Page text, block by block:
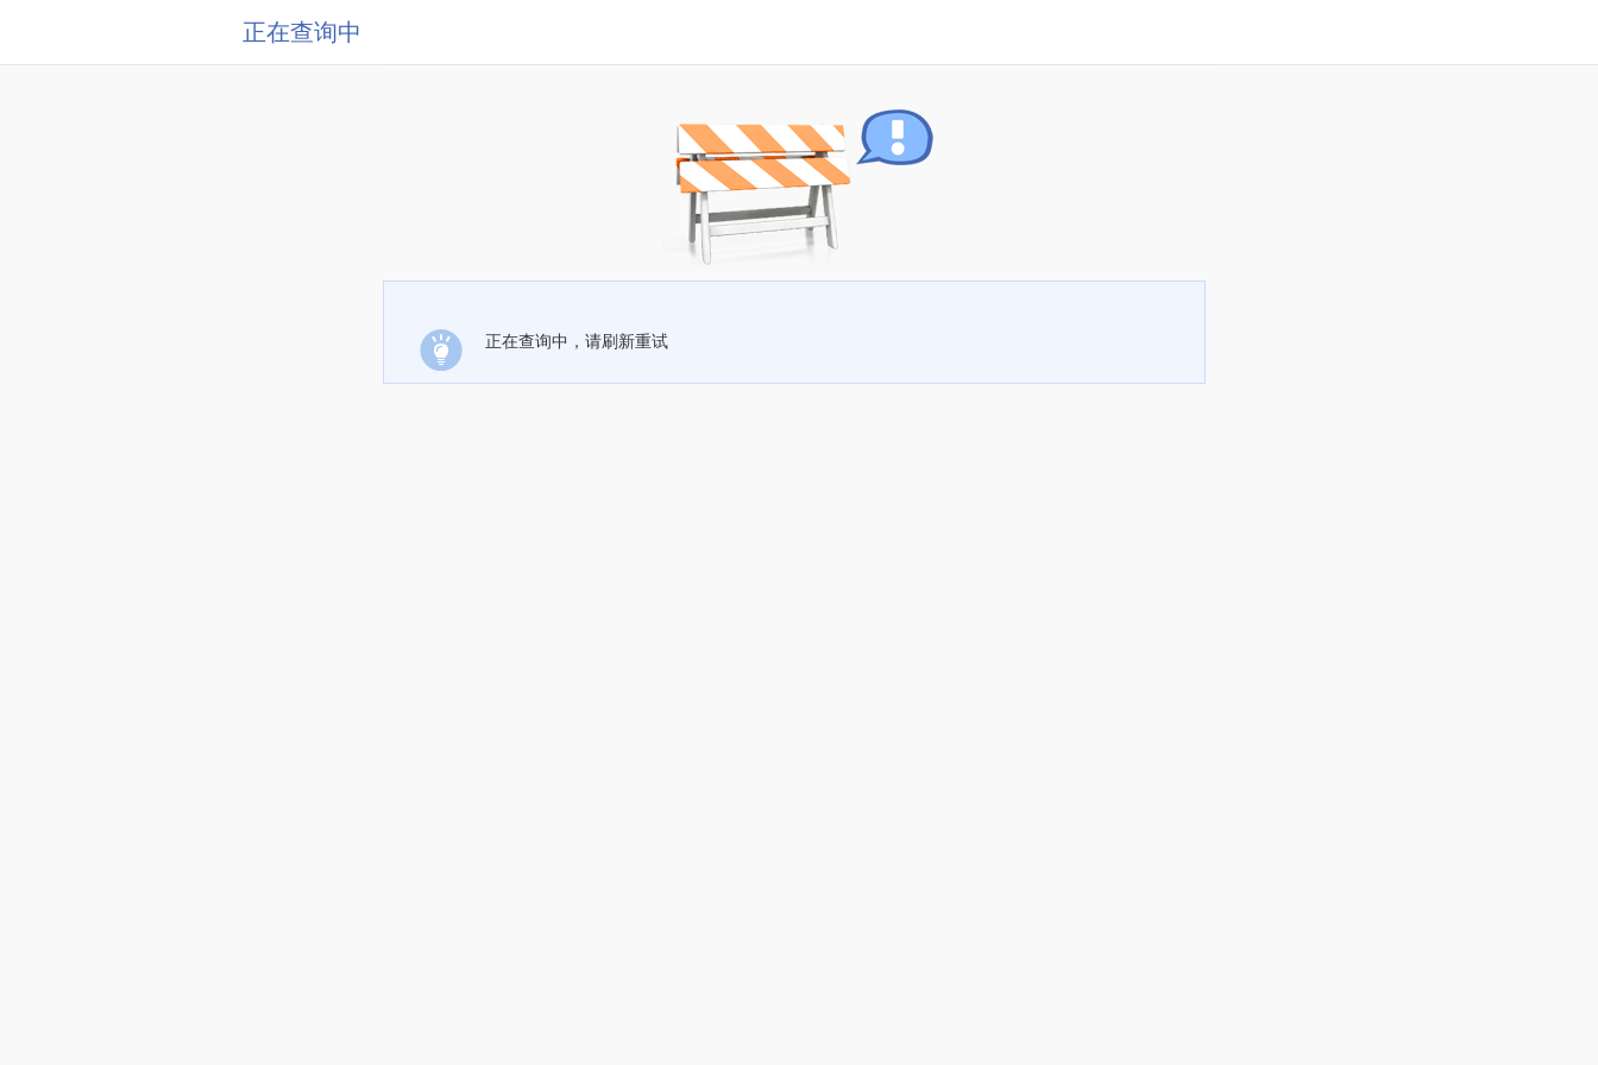
正在查询中
正在查询中，请刷新重试